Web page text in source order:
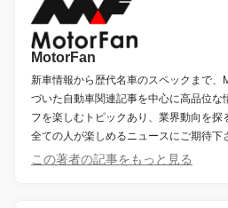
MotorFan
新車情報から歴代名車のスペックまで
づいた自動車関連記事を中心に高品位な
フを楽しむトピックあり、業界動向を探
全ての人が楽しめるニュースにご期待下
この著者の記事をもっと見る